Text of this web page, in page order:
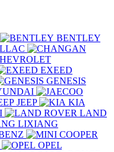
BENTLEY
EXEED
GENESIS
JEEP
KIA
LAND
LIXIANG
OPEL